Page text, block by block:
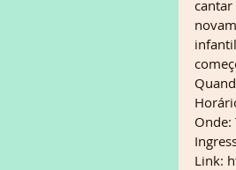
Onde:
Link: